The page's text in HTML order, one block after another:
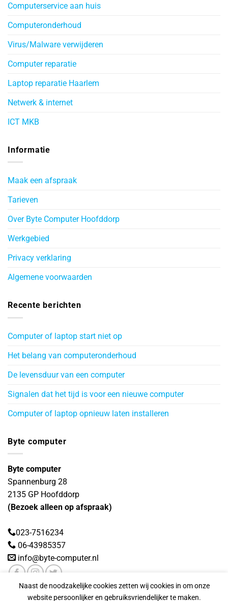
Computerservice aan huis
Computeronderhoud
Virus/Malware verwijderen
Computer reparatie
Laptop reparatie Haarlem
Netwerk & internet
ICT MKB
Informatie
Maak een afspraak
Tarieven
Over Byte Computer Hoofddorp
Werkgebied
Privacy verklaring
Algemene voorwaarden
Recente berichten
Computer of laptop start niet op
Het belang van computeronderhoud
De levensduur van een computer
Signalen dat het tijd is voor een nieuwe computer
Computer of laptop opnieuw laten installeren
Byte computer
Byte computer
Spannenburg 28
2135 GP Hoofddorp
(Bezoek alleen op afspraak)
023-7516234
06-43985357
info@byte-computer.nl
Naast de noodzakelijke cookies zetten wij cookies in om onze
website persoonlijker en gebruiksvriendelijker te maken.